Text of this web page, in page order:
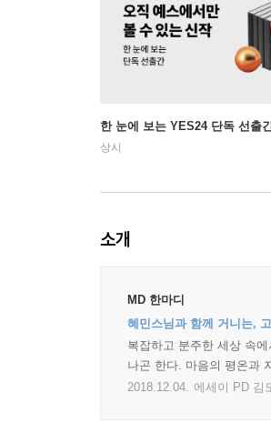
한 눈에 보는 YES24 단독 선출
상시
소개
MD 한마디
혜민스님과 함께 거니는,
복잡하고 분주한 세상 속
나곤 한다. 마음의 평온과
2018.12.04.
에세이 PD 김